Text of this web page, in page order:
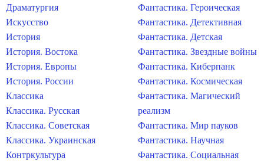
Драматургия
Искусство
История
История. Востока
История. Европы
История. России
Классика
Классика. Русская
Классика. Советская
Классика. Украинская
Контркультура
Фантастика. Героическая
Фантастика. Детективная
Фантастика. Детская
Фантастика. Звездные войны
Фантастика. Киберпанк
Фантастика. Космическая
Фантастика. Магический
реализм
Фантастика. Мир пауков
Фантастика. Научная
Фантастика. Социальная